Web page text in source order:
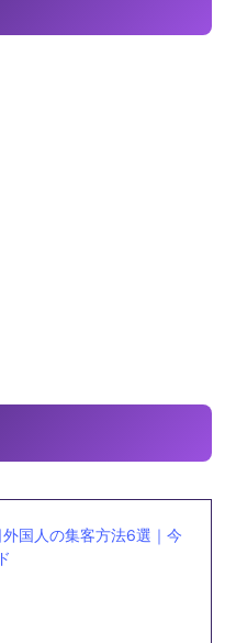
外国人の集客方法6選｜今